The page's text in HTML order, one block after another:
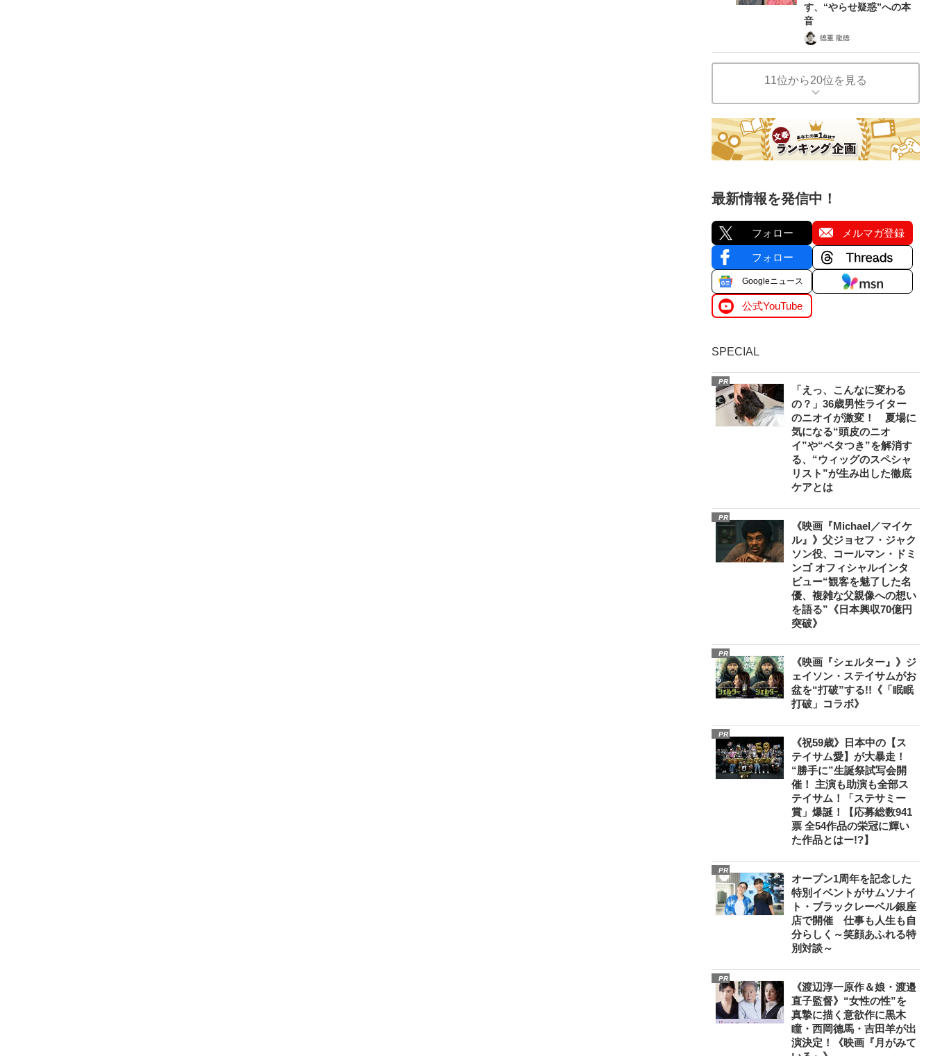
す、“やらせ疑惑”への本
音
徳重 龍徳
11位から20位を見る
最新情報を発信中！
フォロー メルマガ登録
フォロー
Googleニュース
公式YouTube
SPECIAL
PR
「えっ、こんなに変わる
の？」36歳男性ライター
のニオイが激変！ 夏場に
気になる“頭皮のニオ
イ”や“ベタつき”を解消す
る、“ウィッグのスペシャ
リスト”が生み出した徹底
ケアとは
PR
《映画『Michael／マイケ
ル』》父ジョセフ・ジャク
ソン役、コールマン・ドミ
ンゴ オフィシャルインタ
ビュー“観客を魅了した名
優、複雑な父親像への想い
を語る”《日本興収70億円
突破》
PR
《映画『シェルター』》ジ
ェイソン・ステイサムがお
盆を“打破”する!!《「眠眠
打破」コラボ》
PR
《祝59歳》日本中の【ス
テイサム愛】が大暴走！
“勝手に”生誕祭試写会開
催！ 主演も助演も全部ス
テイサム！「ステサミー
賞」爆誕！【応募総数941
票 全54作品の栄冠に輝い
た作品とはー!?】
PR
オープン1周年を記念した
特別イベントがサムソナイ
ト・ブラックレーベル銀座
店で開催 仕事も人生も自
分らしく～笑顔あふれる特
別対談～
PR
《渡辺淳一原作＆娘・渡邉
直子監督》“女性の性”を
真摯に描く意欲作に黒木
瞳・西岡德馬・吉田羊が出
演決定！《映画『月がみて